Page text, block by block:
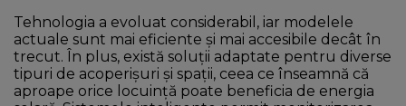
Tehnologia a evoluat considerabil, iar modelele
actuale sunt mai eficiente și mai accesibile decât în
trecut. În plus, există soluții adaptate pentru diverse
tipuri de acoperișuri și spații, ceea ce înseamnă că
aproape orice locuință poate beneficia de energia